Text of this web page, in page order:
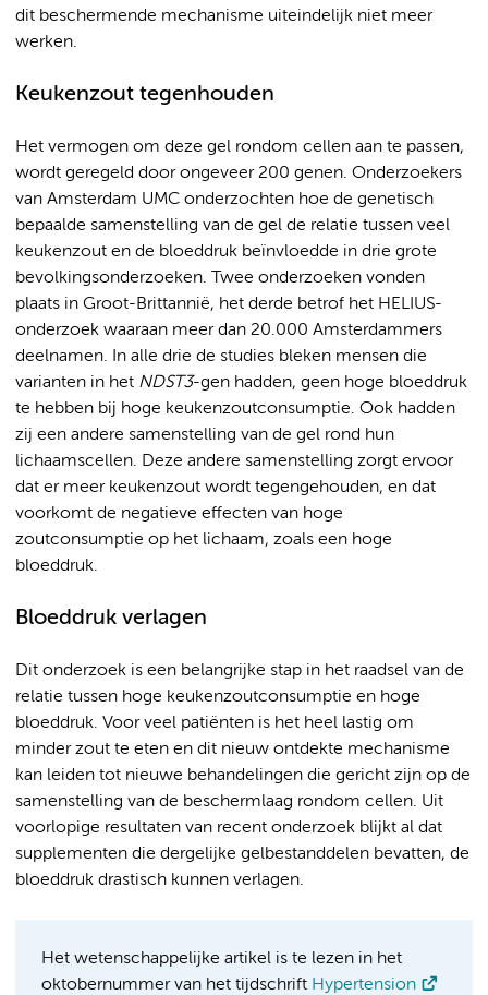
dit beschermende mechanisme uiteindelijk niet meer
werken.
Keukenzout tegenhouden
Het vermogen om deze gel rondom cellen aan te passen,
wordt geregeld door ongeveer 200 genen. Onderzoekers
van Amsterdam UMC onderzochten hoe de genetisch
bepaalde samenstelling van de gel de relatie tussen veel
keukenzout en de bloeddruk beïnvloedde in drie grote
bevolkingsonderzoeken. Twee onderzoeken vonden
plaats in Groot-Brittannië, het derde betrof het HELIUS-
onderzoek waaraan meer dan 20.000 Amsterdammers
deelnamen. In alle drie de studies bleken mensen die
varianten in het NDST3-gen hadden, geen hoge bloeddruk
te hebben bij hoge keukenzoutconsumptie. Ook hadden
zij een andere samenstelling van de gel rond hun
lichaamscellen. Deze andere samenstelling zorgt ervoor
dat er meer keukenzout wordt tegengehouden, en dat
voorkomt de negatieve effecten van hoge
zoutconsumptie op het lichaam, zoals een hoge
bloeddruk.
Bloeddruk verlagen
Dit onderzoek is een belangrijke stap in het raadsel van de
relatie tussen hoge keukenzoutconsumptie en hoge
bloeddruk. Voor veel patiënten is het heel lastig om
minder zout te eten en dit nieuw ontdekte mechanisme
kan leiden tot nieuwe behandelingen die gericht zijn op de
samenstelling van de beschermlaag rondom cellen. Uit
voorlopige resultaten van recent onderzoek blijkt al dat
supplementen die dergelijke gelbestanddelen bevatten, de
bloeddruk drastisch kunnen verlagen.
Het wetenschappelijke artikel is te lezen in het
oktobernummer van het tijdschrift Hypertension